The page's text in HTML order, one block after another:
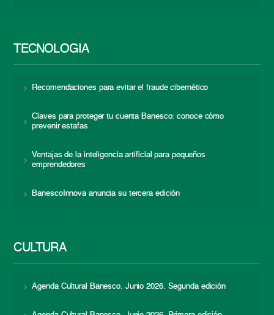
TECNOLOGÍA
Recomendaciones para evitar el fraude cibernético
Claves para proteger tu cuenta Banesco: conoce cómo
prevenir estafas
Ventajas de la inteligencia artificial para pequeños
emprendedores
BanescoInnova anuncia su tercera edición
CULTURA
Agenda Cultural Banesco. Junio 2026. Segunda edición